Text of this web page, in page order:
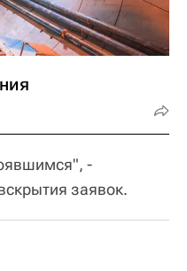
-
заявок.